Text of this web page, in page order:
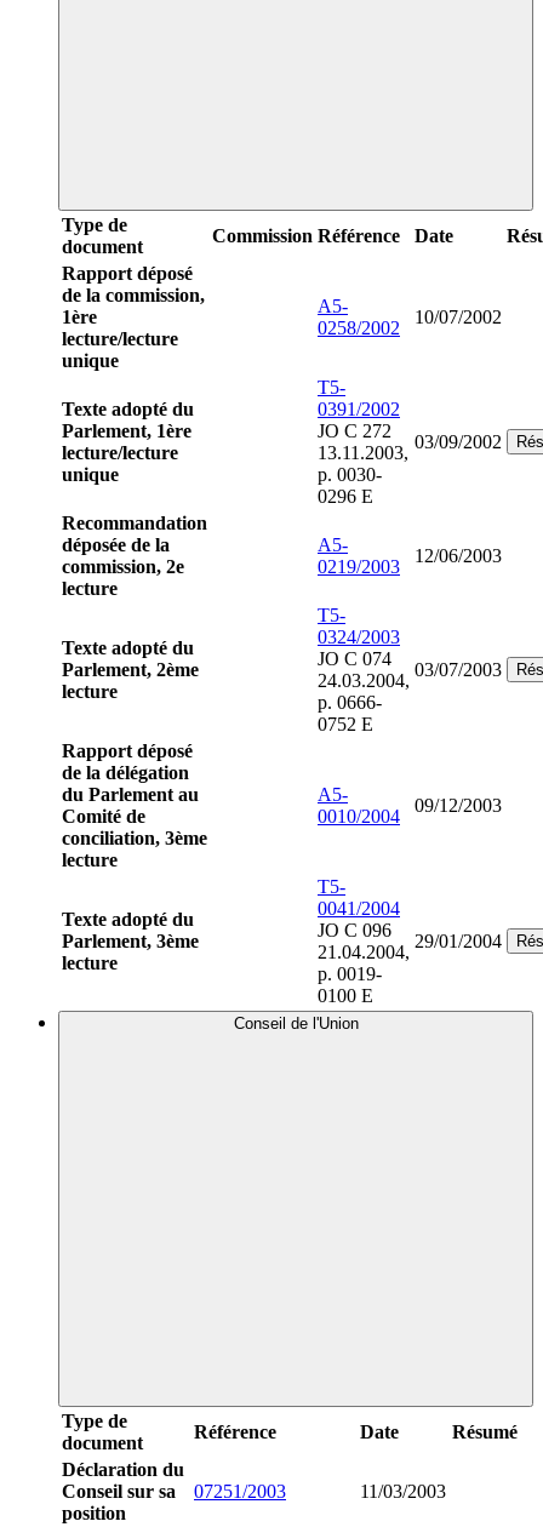
Type de
document
Commission Référence Date
Rapport déposé
de la commission,
1ère
lecture/lecture
unique
A5-
0258/2002
10/07/2002
Texte adopté du
Parlement, 1ère
lecture/lecture
unique
T5-
0391/2002
JO C 272
13.11.2003,
p. 0030-
0296 E
03/09/2002
Recommandation
déposée de la
commission, 2e
lecture
A5-
0219/2003
12/06/2003
Texte adopté du
Parlement, 2ème
lecture
T5-
0324/2003
JO C 074
24.03.2004,
p. 0666-
0752 E
03/07/2003
Rapport déposé
de la délégation
du Parlement au
Comité de
conciliation, 3ème
lecture
A5-
0010/2004
09/12/2003
Texte adopté du
Parlement, 3ème
lecture
T5-
0041/2004
JO C 096
21.04.2004,
p. 0019-
0100 E
29/01/2004
Conseil de l'Union
Type de
document
Référence Date
Résumé
Déclaration du
Conseil sur sa
position
07251/2003 11/03/2003